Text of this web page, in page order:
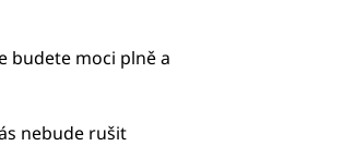
budete moci plně a
nebude rušit